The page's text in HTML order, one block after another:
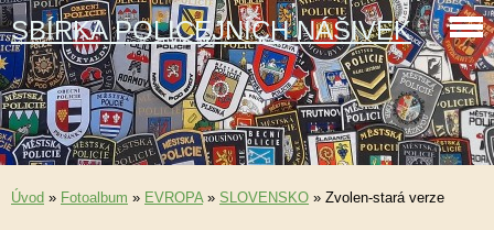
SBÍRKA POLICEJNÍCH NÁŠIVEK
Úvod » Fotoalbum » EVROPA» SLOVENSKO » Zvolen-stará verze